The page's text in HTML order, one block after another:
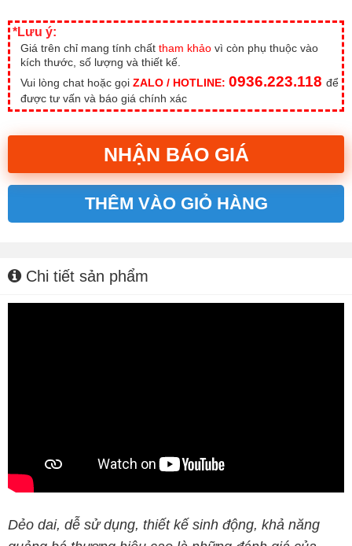
*Lưu ý:
Giá trên chỉ mang tính chất tham khảo vì còn phụ thuộc vào
kích thước, số lượng và thiết kế.
Vui lòng chat hoặc gọi ZALO / HOTLINE: 0936.223.118 để
được tư vấn và báo giá chính xác
NHẬN BÁO GIÁ
THÊM VÀO GIỎ HÀNG
Chi tiết sản phẩm
Dẻo dai, dễ sử dụng, thiết kế sinh động, khả năng